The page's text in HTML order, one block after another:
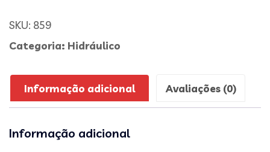
SKU: 859
Categoria: Hidráulico
Informação adicional Avaliações (0)
Informação adicional